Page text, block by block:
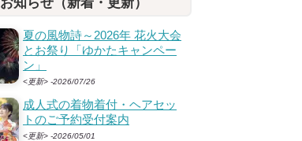
夏の風物詩～2026年 花火大会
とお祭り「ゆかたキャンペー
ン」
<更新> -2026/07/26
成人式の着物着付・ヘアセッ
トのご予約受付案内
<更新> -2026/05/01